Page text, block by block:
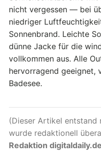
nicht vergessen — bei
niedriger
Sonnenbrand. Leichte
dünne Jacke für die
vollkommen aus. Alle
hervorragend geeignet,
Badesee.
(Dieser Artikel entstand
wurde redaktionell
Redaktion digitaldaily.de